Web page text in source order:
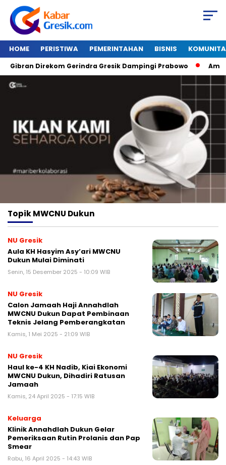
HOME PERISTIWA PEMERINTAHAN BISNIS
Direkom Gerindra Gresik Dampingi Prabowo
TopikMWCNU Dukun
NU Gresik
Aula KH Hasyim Asy’ari MWCNU
Dukun Mulai Diminati
Senin, 15 Desember 2025 - 10:09 WIB
NU Gresik
Calon Jamaah Haji Annahdlah
MWCNU Dukun Dapat Pembinaan
Teknis Jelang Pemberangkatan
Kamis, 1 Mei 2025 - 21:09 WIB
NU Gresik
Haul ke-4 KH Nadib, Kiai Ekonomi
MWCNU Dukun, Dihadiri Ratusan
Jamaah
Kamis, 24 April 2025 - 17:15 WIB
Keluarga
Klinik Annahdlah Dukun Gelar
Pemeriksaan Rutin Prolanis dan Pap
Smear
Rabu, 16 April 2025 - 14:43 WIB